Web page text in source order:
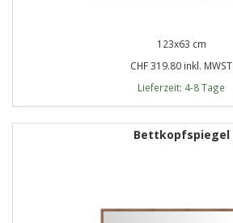
123x63 cm
CHF 319.80 inkl. MWST
Lieferzeit: 4-8 Tage
Bettkopfspiegel